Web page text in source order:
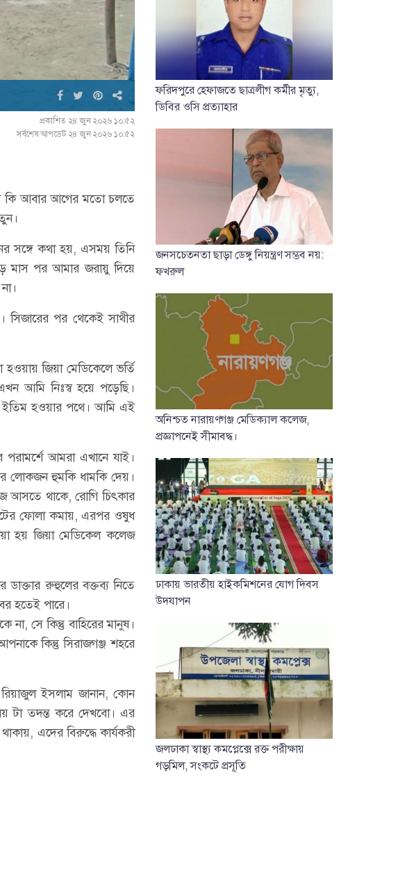
প্রকাশিত ২৪ জুন ২০২৬ ১০:৫২
সর্বশেষ আপডেট ২৪ জুন ২০২৬ ১০:৫২
কি আবার আগের মতো চলতে
সঙ্গে কথা হয়, এসময় তিনি
মাস পর আমার জরায়ু দিয়ে
সিজারের পর থেকেই সাথীর
জিয়া মেডিকেলে ভর্তি
আমি নিঃস্ব হয়ে পড়েছি।
ইতিম হওয়ার পথে। আমি এই
পরামর্শে আমরা এখানে যাই।
লোকজন হুমকি ধামকি দেয়।
আসতে থাকে, রোগি চিৎকার
ফোলা কমায়, এরপর ওষুধ
হয় জিয়া মেডিকেল কলেজ
রুহুলের বক্তব্য নিতে
হতেই পারে।
সে কিন্তু বাহিরের মানুষ।
কিন্তু সিরাজগঞ্জ শহরে
ইসলাম জানান, কোন
টা তদন্ত করে দেখবো। এর
এদের বিরুদ্ধে কার্যকরী
ফরিদপুরে হেফাজতে ছাত্রলীগ কর্মীর মৃত্যু,
ডিবির ওসি প্রত্যাহার
জনসচেতনতা ছাড়া ডেঙ্গু নিয়ন্ত্রণ সম্ভব নয়:
ফখরুল
অনিশ্চত নারায়ণগঞ্জ মেডিক্যাল কলেজ,
প্রজ্ঞাপনেই সীমাবদ্ধ।
ঢাকায় ভারতীয় হাইকমিশনের যোগ দিবস
উদযাপন
জলঢাকা স্বাস্থ্য কমপ্লেক্সে রক্ত পরীক্ষায়
গড়মিল, সংকটে প্রসূতি